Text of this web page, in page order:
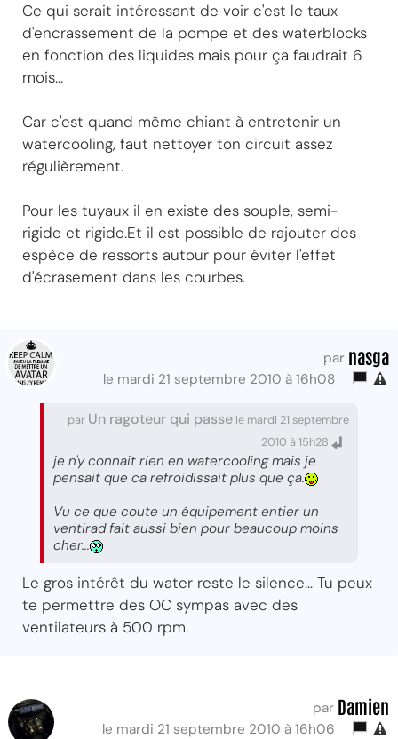
Ce qui serait intéressant de voir c'est le taux
d'encrassement de la pompe et des waterblocks
en fonction des liquides mais pour ça faudrait 6
mois...
Car c'est quand même chiant à entretenir un
watercooling, faut nettoyer ton circuit assez
régulièrement.
Pour les tuyaux il en existe des souple, semi-
rigide et rigide.Et il est possible de rajouter des
espèce de ressorts autour pour éviter l'effet
d'écrasement dans les courbes.
par nasga
le mardi 21 septembre 2010 à 16h08
par Un ragoteur qui passe le mardi 21 septembre
2010 à 15h28
je n'y connait rien en watercooling mais je
pensait que ca refroidissait plus que ça.
Vu ce que coute un équipement entier un
ventirad fait aussi bien pour beaucoup moins
cher...
Le gros intérêt du water reste le silence... Tu peux
te permettre des OC sympas avec des
ventilateurs à 500 rpm.
par Damien
le mardi 21 septembre 2010 à 16h06